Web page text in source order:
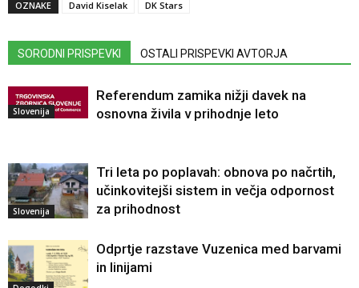
OZNAKE David Kiselak DK Stars
SORODNI PRISPEVKI OSTALI PRISPEVKI AVTORJA
Slovenija
Referendum zamika nižji davek na
osnovna živila v prihodnje leto
Slovenija
Tri leta po poplavah: obnova po načrtih,
učinkovitejši sistem in večja odpornost
za prihodnost
Odprtje razstave Vuzenica med barvami
in linijami